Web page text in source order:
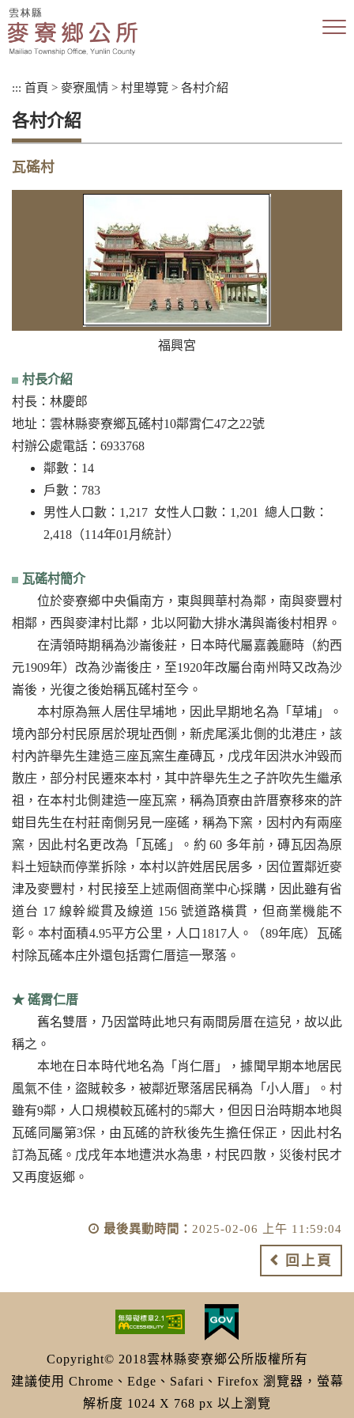
跳
到
主
::: 首頁 > 麥寮風情 > 村里導覽 > 各村介紹
各村介紹
瓦磘村
福興宮
村長介紹
村長：林慶郎
地址：雲林縣麥寮鄉瓦磘村10鄰霄仁47之22號
村辦公處電話：6933768
鄰數：14
戶數：783
男性人口數：1,217 女性人口數：1,201 總人口數：
2,418（114年01月統計）
瓦磘村簡介
位於麥寮鄉中央偏南方，東與興華村為鄰，南與麥豐村
相鄰，西與麥津村比鄰，北以阿勸大排水溝與崙後村相界。
在清領時期稱為沙崙後莊，日本時代屬嘉義廳時（約西
元1909年）改為沙崙後庄，至1920年改屬台南州時又改為沙
崙後，光復之後始稱瓦磘村至今。
本村原為無人居住早埔地，因此早期地名為「草埔」。
境內部分村民原居於現址西側，新虎尾溪北側的北港庄，該
村內許舉先生建造三座瓦窯生產磚瓦，戊戌年因洪水沖毀而
散庄，部分村民遷來本村，其中許舉先生之子許吹先生繼承
祖，在本村北側建造一座瓦窯，稱為頂寮由許厝寮移來的許
蚶目先生在村莊南側另見一座磘，稱為下窯，因村內有兩座
窯，因此村名更改為「瓦磘」。約 60 多年前，磚瓦因為原
料土短缺而停業拆除，本村以許姓居民居多，因位置鄰近麥
津及麥豐村，村民接至上述兩個商業中心採購，因此雖有省
道台 17 線幹縱貫及線道 156 號道路橫貫，但商業機能不
彰。本村面積4.95平方公里，人口1817人。（89年底）瓦磘
村除瓦磘本庄外還包括霄仁厝這一聚落。
★ 磘霄仁厝
舊名雙厝，乃因當時此地只有兩間房厝在這兒，故以此
稱之。
本地在日本時代地名為「肖仁厝」，據聞早期本地居民
風氣不佳，盜賊較多，被鄰近聚落居民稱為「小人厝」。村
雖有9鄰，人口規模較瓦磘村的5鄰大，但因日治時期本地與
瓦磘同屬第3保，由瓦磘的許秋後先生擔任保正，因此村名
訂為瓦磘。戊戌年本地遭洪水為患，村民四散，災後村民才
又再度返鄉。
最後異動時間： 2025-02-06 上午 11:59:04
回上頁
Copyright© 2018雲林縣麥寮鄉公所版權所有
建議使用 Chrome、Edge、Safari、Firefox 瀏覽器，螢幕
解析度 1024 X 768 px 以上瀏覽